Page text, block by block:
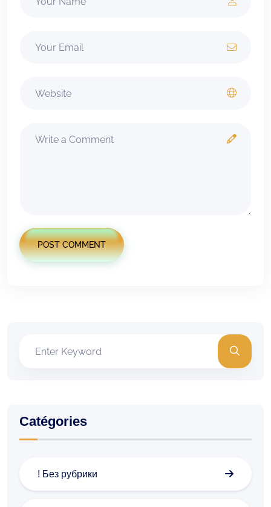
POST COMMENT
Catégories
! Без рубрики